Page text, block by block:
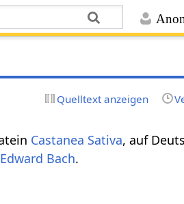
Quelltext anzeigen
Castanea Sativa, auf
Edward Bach.